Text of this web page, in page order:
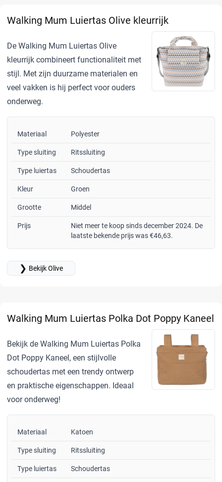
Walking Mum Luiertas Olive kleurrijk
De Walking Mum Luiertas Olive
kleurrijk combineert functionaliteit met
stijl. Met zijn duurzame materialen en
veel vakken is hij perfect voor ouders
onderweg.
Materiaal Polyester
Type sluiting Ritssluiting
Type luiertas Schoudertas
Kleur Groen
Grootte Middel
Prijs
Niet meer te koop sinds december 2024. De
laatste bekende prijs was €46,63.
❯ Bekijk Olive
Walking Mum Luiertas Polka Dot Poppy Kaneel
Bekijk de Walking Mum Luiertas Polka
Dot Poppy Kaneel, een stijlvolle
schoudertas met een trendy ontwerp
en praktische eigenschappen. Ideaal
voor onderweg!
Materiaal Katoen
Type sluiting Ritssluiting
Type luiertas Schoudertas